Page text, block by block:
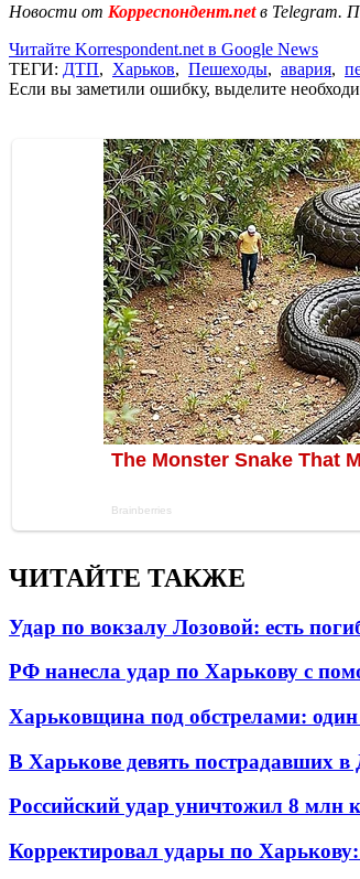
Новости от Корреспондент.netв Telegram.
Читайте Korrespondent.net в Google News
ТЕГИ: ДТП, Харьков, Пешеходы, авария,
Если вы заметили ошибку, выделите
ЧИТАЙТЕ ТАКЖЕ
Удар по вокзалу Лозовой: есть
РФ нанесла удар по Харькову с
Харьковщина под обстрелами: один
В Харькове девять пострадавших в
Российский удар уничтожил 8 млн
Корректировал удары по